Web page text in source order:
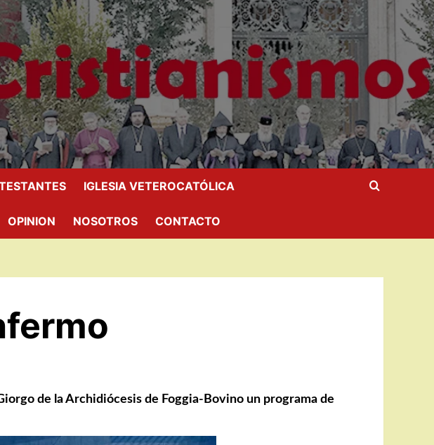
IGLESIA VETEROCATÓLICA
OPINION NOSOTROS CONTACTO
de la Archidiócesis de Foggia-Bovino un programa de